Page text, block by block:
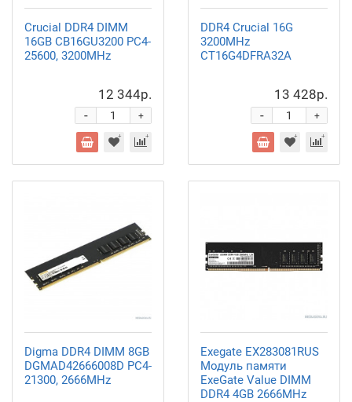
Crucial DDR4 DIMM
16GB CB16GU3200 PC4-
25600, 3200MHz
12 344р.
+
-
DDR4 Crucial 16G
3200MHz
CT16G4DFRA32A
13 428р.
+
-
Digma DDR4 DIMM 8GB
DGMAD42666008D PC4-
21300, 2666MHz
Exegate EX283081RUS
Модуль памяти
ExeGate Value DIMM
DDR4 4GB 2666MHz